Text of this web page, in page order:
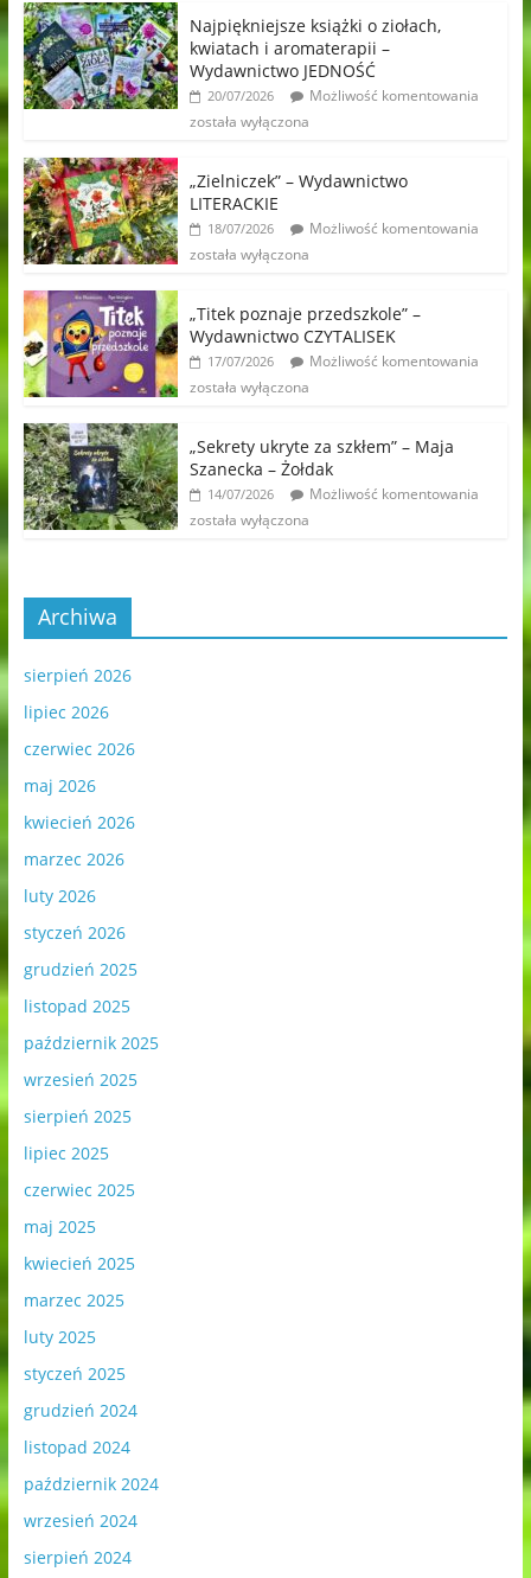
Najpiękniejsze książki o ziołach,
kwiatach i aromaterapii –
Wydawnictwo JEDNOŚĆ
20/07/2026
Możliwość komentowania
została wyłączona
„Zielniczek” – Wydawnictwo
LITERACKIE
18/07/2026
Możliwość komentowania
została wyłączona
„Titek poznaje przedszkole” –
Wydawnictwo CZYTALISEK
17/07/2026
Możliwość komentowania
została wyłączona
„Sekrety ukryte za szkłem” – Maja
Szanecka – Żołdak
14/07/2026
Możliwość komentowania
została wyłączona
Archiwa
sierpień 2026
lipiec 2026
czerwiec 2026
maj 2026
kwiecień 2026
marzec 2026
luty 2026
styczeń 2026
grudzień 2025
listopad 2025
październik 2025
wrzesień 2025
sierpień 2025
lipiec 2025
czerwiec 2025
maj 2025
kwiecień 2025
marzec 2025
luty 2025
styczeń 2025
grudzień 2024
listopad 2024
październik 2024
wrzesień 2024
sierpień 2024